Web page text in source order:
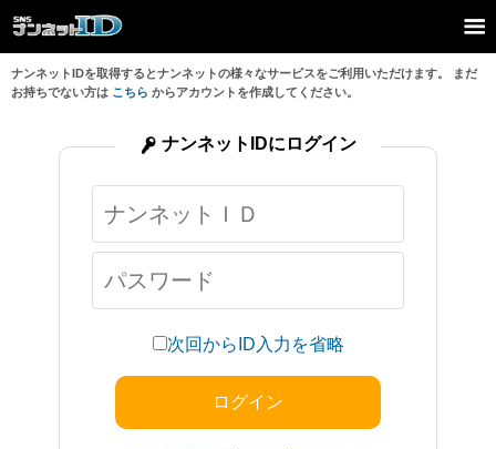
ナンネットIDを取得するとナンネットの様々なサービスをご利用いただけます。 まだ
お持ちでない方は こちら からアカウントを作成してください。
次回からID入力を省略
ナンネットIDにログイン